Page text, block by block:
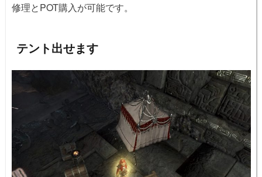
修理とPOT購入が可能です。
テント出せます